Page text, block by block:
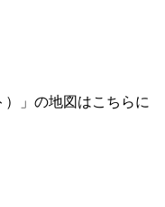
」の地図はこちらに